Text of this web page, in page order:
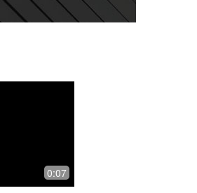
Customer
I want to give a
0:07